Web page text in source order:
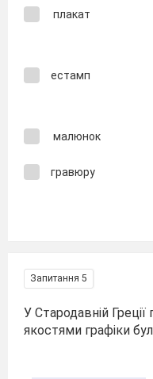
плакат
естамп
малюнок
гравюру
Запитання 5
У Стародавній
якостями графіки